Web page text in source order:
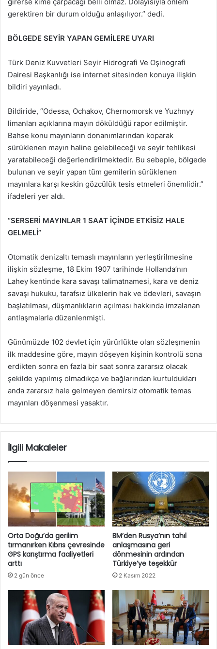
girerse kime çarpacağı belli olmaz. Dolayısıyla önlem
gerektiren bir durum olduğu anlaşılıyor.” dedi.
BÖLGEDE SEYİR YAPAN GEMİLERE UYARI
Türk Deniz Kuvvetleri Seyir Hidrografi Ve Oşinografi
Dairesi Başkanlığı ise internet sitesinden konuya ilişkin
bildiri yayınladı.
Bildiride, “Odessa, Ochakov, Chernomorsk ve Yuzhnyy
limanları açıklarına mayın döküldüğü rapor edilmiştir.
Bahse konu mayınların donanımlarından koparak
sürüklenen mayın haline gelebileceği ve seyir tehlikesi
yaratabileceği değerlendirilmektedir. Bu sebeple, bölgede
bulunan ve seyir yapan tüm gemilerin sürüklenen
mayınlara karşı keskin gözcülük tesis etmeleri önemlidir.”
ifadeleri yer aldı.
“SERSERİ MAYINLAR 1 SAAT İÇİNDE ETKİSİZ HALE
GELMELİ”
Otomatik denizaltı temaslı mayınların yerleştirilmesine
ilişkin sözleşme, 18 Ekim 1907 tarihinde Hollanda’nın
Lahey kentinde kara savaşı talimatnamesi, kara ve deniz
savaşı hukuku, tarafsız ülkelerin hak ve ödevleri, savaşın
başlatılması, düşmanlıkların açılması hakkında imzalanan
antlaşmalarla düzenlenmişti.
Günümüzde 102 devlet için yürürlükte olan sözleşmenin
ilk maddesine göre, mayın döşeyen kişinin kontrolü sona
erdikten sonra en fazla bir saat sonra zararsız olacak
şekilde yapılmış olmadıkça ve bağlarından kurtuldukları
anda zararsız hale gelmeyen demirsiz otomatik temas
mayınları döşenmesi yasaktır.
İlgili Makaleler
Orta Doğu’da gerilim
tırmanırken Kıbrıs çevresinde
GPS karıştırma faaliyetleri
arttı
2 gün önce
BM’den Rusya’nın tahıl
anlaşmasına geri
dönmesinin ardından
Türkiye’ye teşekkür
2 Kasım 2022